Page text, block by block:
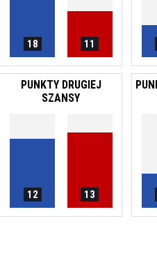
18 11
PUNKTY DRUGIEJ
SZANSY
12 13